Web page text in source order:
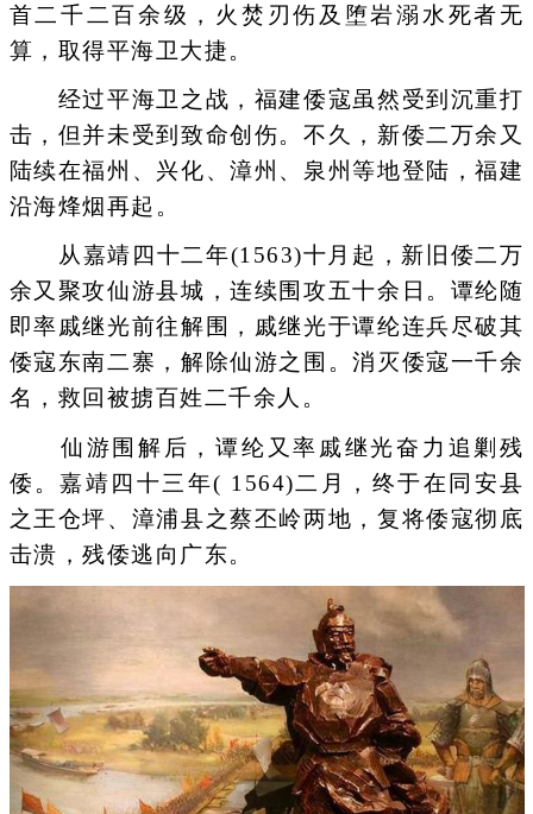
首二千二百余级，火焚刃伤及堕岩溺水死者无
算，取得平海卫大捷。
经过平海卫之战，福建倭寇虽然受到沉重打
击，但并未受到致命创伤。不久，新倭二万余又
陆续在福州、兴化、漳州、泉州等地登陆，福建
沿海烽烟再起。
从嘉靖四十二年(1563)十月起，新旧倭二万
余又聚攻仙游县城，连续围攻五十余日。谭纶随
即率戚继光前往解围，戚继光于谭纶连兵尽破其
倭寇东南二寨，解除仙游之围。消灭倭寇一千余
名，救回被掳百姓二千余人。
仙游围解后，谭纶又率戚继光奋力追剿残
倭。嘉靖四十三年( 1564)二月，终于在同安县
之王仓坪、漳浦县之蔡丕岭两地，复将倭寇彻底
击溃，残倭逃向广东。